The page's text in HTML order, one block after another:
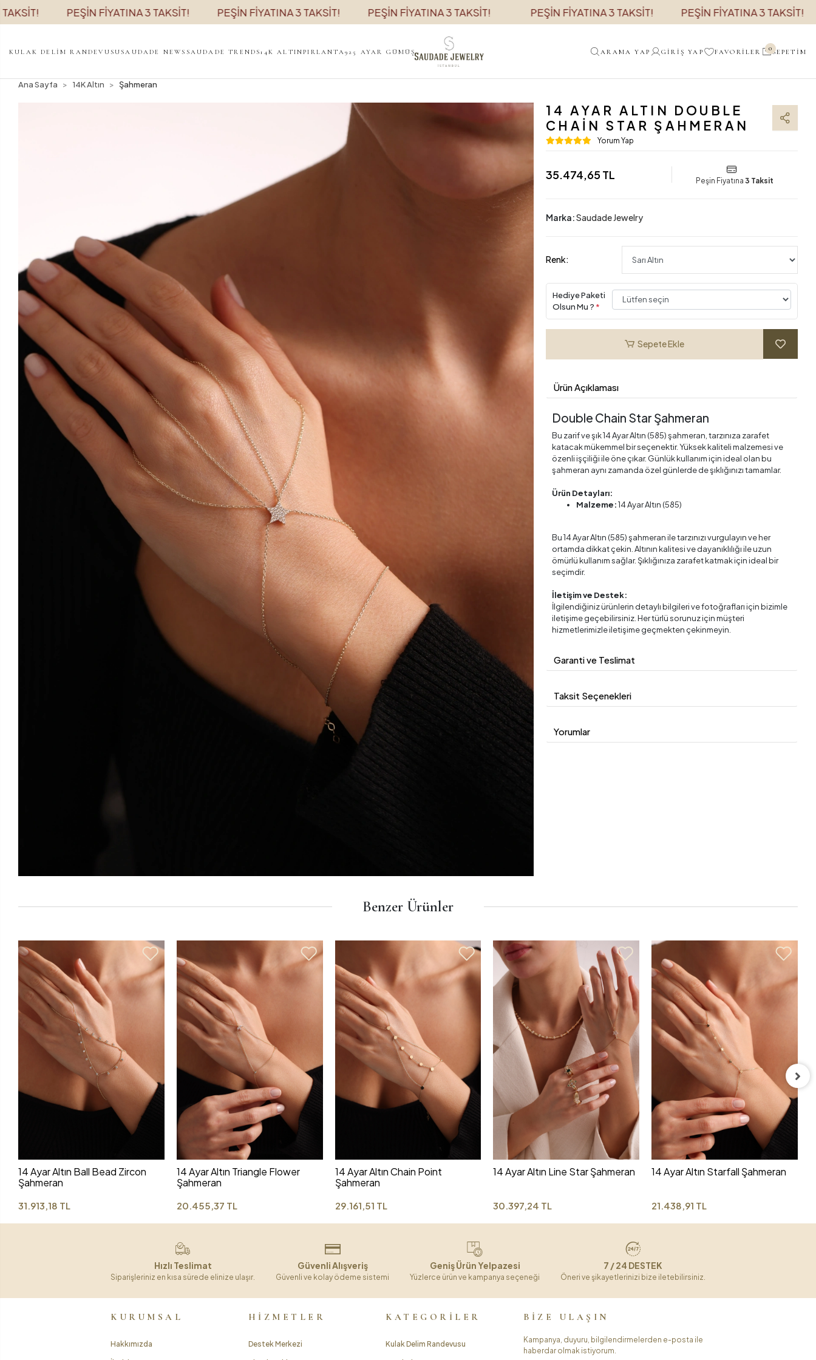
PEŞİN FİYATINA 3 TAKSİT! PEŞİN FİYATINA 3 TAKSİT! PEŞİN FİYATINA 3 TAKSİT! PEŞİN FİYATINA 3 TAKSİT! PEŞİN FİYATINA 3 TAKSİT!
KULAK DELİM RANDEVUSUSAUDADE NEWS SAUDADE TRENDS14K ALTINPIRLANTA 925 AYAR GÜMÜŞ ARAMA YAP GIRIŞ YAP FAVORILER 0 SEPETIM
Ana Sayfa 14K Altın Şahmeran
14 AYAR ALTIN DOUBLE
CHAIN STAR ŞAHMERAN
Yorum Yap
35.474,65 TL Peşin Fiyatına3 Taksit
Marka:Saudade Jewelry
Renk:
Hediye Paketi
Olsun Mu ? *
Sepete Ekle
Ürün Açıklaması
Double Chain Star Şahmeran
Bu zarif ve şık 14 Ayar Altın (585) şahmeran, tarzınıza zarafet
katacak mükemmel bir seçenektir. Yüksek kaliteli malzemesi ve
özenli işçiliği ile öne çıkar. Günlük kullanım için ideal olan bu
şahmeran aynı zamanda özel günlerde de şıklığınızı tamamlar.
Ürün Detayları:
Malzeme:14 Ayar Altın (585)
Bu 14 Ayar Altın (585) şahmeran ile tarzınızı vurgulayın ve her
ortamda dikkat çekin. Altının kalitesi ve dayanıklılığı ile uzun
ömürlü kullanım sağlar. Şıklığınıza zarafet katmak için ideal bir
seçimdir.
İletişim ve Destek:
İlgilendiğiniz ürünlerin detaylı bilgileri ve fotoğrafları için bizimle
iletişime geçebilirsiniz. Her türlü sorunuz için müşteri
hizmetlerimizle iletişime geçmekten çekinmeyin.
Garanti ve Teslimat
Taksit Seçenekleri
Yorumlar
Benzer Ürünler
14 Ayar Altın Ball Bead Zircon
Şahmeran
31.913,18 TL
14 Ayar Altın Triangle Flower
Şahmeran
20.455,37 TL
14 Ayar Altın Chain Point
Şahmeran
29.161,51 TL
14 Ayar Altın Line Star Şahmeran
30.397,24 TL
14 Ayar Altın Starfall Şahmeran
21.438,91 TL
Hızlı Teslimat
Siparişleriniz en kısa sürede elinize ulaşır.
Güvenli Alışveriş
Güvenli ve kolay ödeme sistemi
Geniş Ürün Yelpazesi
Yüzlerce ürün ve kampanya seçeneği
7 / 24 DESTEK
Öneri ve şikayetlerinizi bize iletebilirsiniz.
KURUMSAL
Hakkımızda
HİZMETLER
Destek Merkezi
KATEGORİLER
Kulak Delim Randevusu
BİZE ULAŞIN
Kampanya, duyuru, bilgilendirmelerden e-posta ile
haberdar olmak istiyorum.